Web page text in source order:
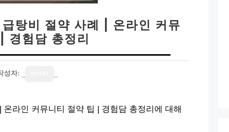
탕비 절약 사례 | 온라인 커뮤
경험담 총정리
성자:
라인 커뮤니티 절약 팁 | 경험담 총정리에 대해